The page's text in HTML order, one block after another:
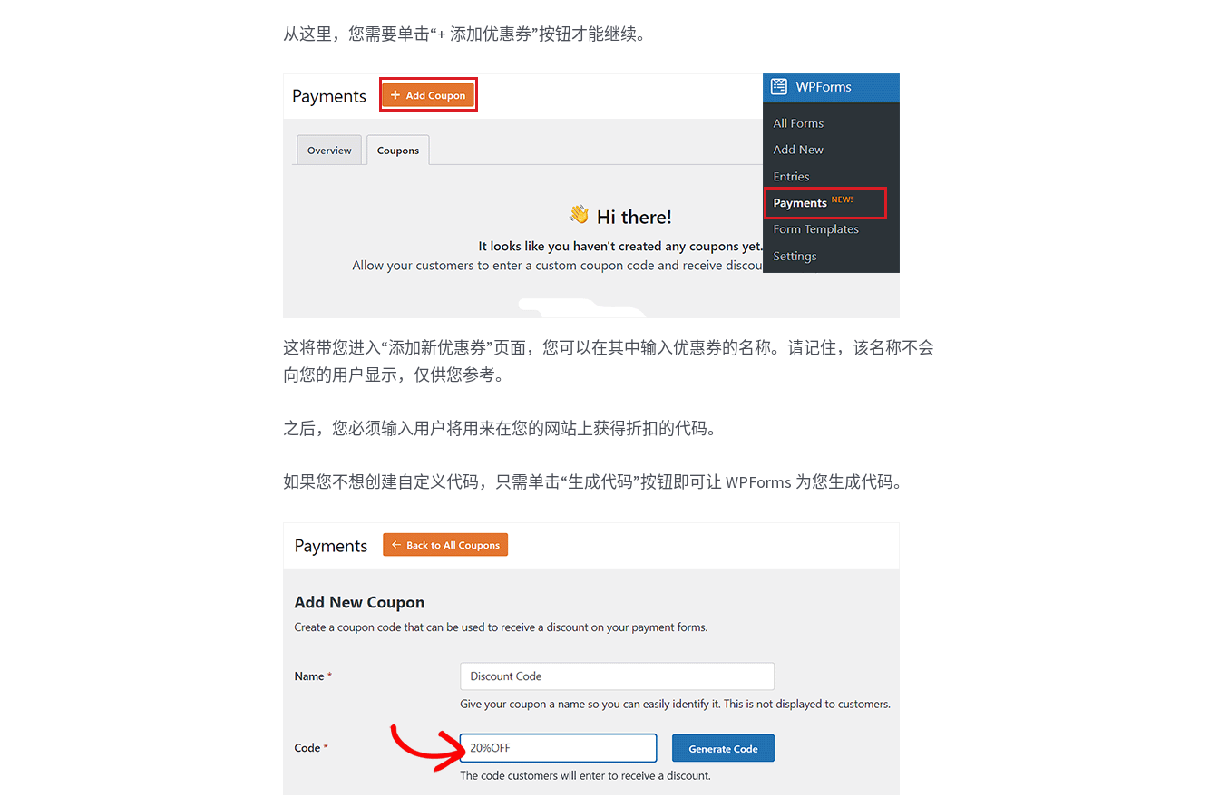
从这里，您需要单击“+ 添加优惠券”按钮才能继续。
这将带您进入“添加新优惠券”页面，您可以在其中输入优惠券的名称。请记住，该名称不会
向您的用户显示，仅供您参考。
之后，您必须输入用户将用来在您的网站上获得折扣的代码。
如果您不想创建自定义代码，只需单击“生成代码”按钮即可让 WPForms 为您生成代码。